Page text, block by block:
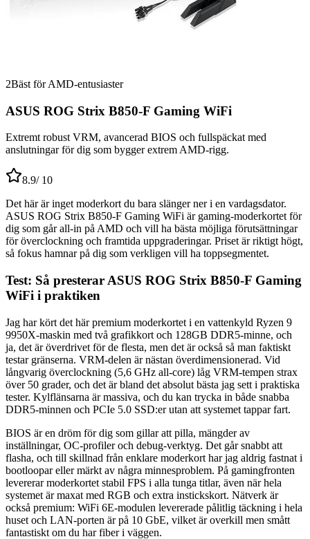
2Bäst för AMD-entusiaster
ASUS ROG Strix B850-F Gaming WiFi
Extremt robust VRM, avancerad BIOS och fullspäckat med
anslutningar för dig som bygger extrem AMD-rigg.
8.9/ 10
Det här är inget moderkort du bara slänger ner i en vardagsdator.
ASUS ROG Strix B850-F Gaming WiFi är gaming-moderkortet för
dig som går all-in på AMD och vill ha bästa möjliga förutsättningar
för överclockning och framtida uppgraderingar. Priset är riktigt högt,
så fokus hamnar på dig som verkligen vill ha toppsegmentet.
Test: Så presterar ASUS ROG Strix B850-F Gaming
WiFi i praktiken
Jag har kört det här premium moderkortet i en vattenkyld Ryzen 9
9950X-maskin med två grafikkort och 128GB DDR5-minne, och
ja, det är överdrivet för de flesta, men det är också så man faktiskt
testar gränserna. VRM-delen är nästan överdimensionerad. Vid
långvarig överclockning (5,6 GHz all-core) låg VRM-tempen strax
över 50 grader, och det är bland det absolut bästa jag sett i praktiska
tester. Kylflänsarna är massiva, och du kan trycka in både snabba
DDR5-minnen och PCIe 5.0 SSD:er utan att systemet tappar fart.
BIOS är en dröm för dig som gillar att pilla, mängder av
inställningar, OC-profiler och debug-verktyg. Det går snabbt att
flasha, och till skillnad från enklare moderkort har jag aldrig fastnat i
bootloopar eller märkt av några minnesproblem. På gamingfronten
levererar moderkortet stabil FPS i alla tunga titlar, även när hela
systemet är maxat med RGB och extra instickskort. Nätverk är
också premium: WiFi 6E-modulen levererade pålitlig täckning i hela
huset och LAN-porten är på 10 GbE, vilket är overkill men smått
fantastiskt om du har fiber i väggen.